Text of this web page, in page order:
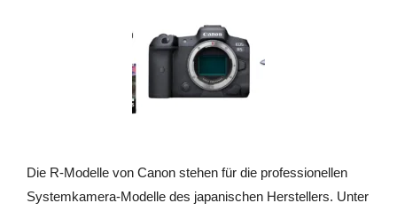
Die R-Modelle von Canon stehen für die professionellen
Systemkamera-Modelle des japanischen Herstellers. Unter